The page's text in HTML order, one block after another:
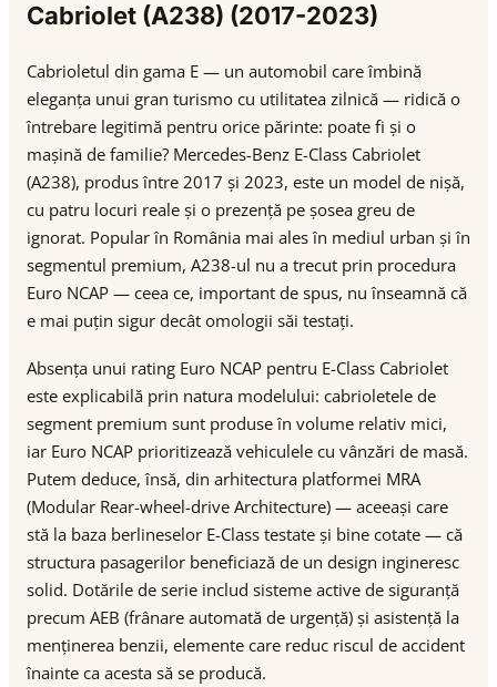
Cabriolet (A238) (2017-2023)
Cabrioletul din gama E — un automobil care îmbină
eleganța unui gran turismo cu utilitatea zilnică — ridică o
întrebare legitimă pentru orice părinte: poate fi și o
mașină de familie? Mercedes-Benz E-Class Cabriolet
(A238), produs între 2017 și 2023, este un model de nișă,
cu patru locuri reale și o prezență pe șosea greu de
ignorat. Popular în România mai ales în mediul urban și în
segmentul premium, A238-ul nu a trecut prin procedura
Euro NCAP — ceea ce, important de spus, nu înseamnă că
e mai puțin sigur decât omologii săi testați.
Absența unui rating Euro NCAP pentru E-Class Cabriolet
este explicabilă prin natura modelului: cabrioletele de
segment premium sunt produse în volume relativ mici,
iar Euro NCAP prioritizează vehiculele cu vânzări de masă.
Putem deduce, însă, din arhitectura platformei MRA
(Modular Rear-wheel-drive Architecture) — aceeași care
stă la baza berlineselor E-Class testate și bine cotate — că
structura pasagerilor beneficiază de un design ingineresc
solid. Dotările de serie includ sisteme active de siguranță
precum AEB (frânare automată de urgență) și asistență la
menținerea benzii, elemente care reduc riscul de accident
înainte ca acesta să se producă.